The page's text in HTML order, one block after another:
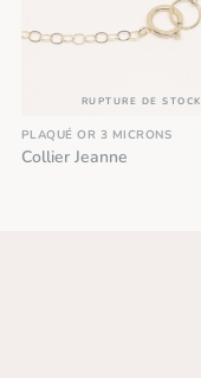
RUPTURE DE STOCK
PLAQUÉ OR 3 MICRONS
Collier Jeanne